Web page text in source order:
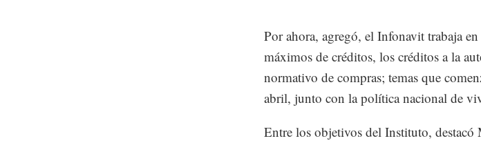
Por ahora, agregó, el Infonavit trabaja
máximos de créditos, los créditos a la
normativo de compras; temas que
abril, junto con la política nacional de
Entre los objetivos del Instituto, destacó